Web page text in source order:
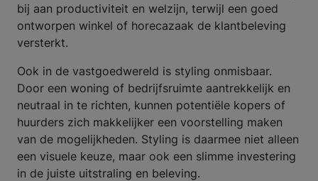
bij aan productiviteit en welzijn, terwijl een goed
ontworpen winkel of horecazaak de klantbeleving
versterkt.
Ook in de vastgoedwereld is styling onmisbaar.
Door een woning of bedrijfsruimte aantrekkelijk en
neutraal in te richten, kunnen potentiële kopers of
huurders zich makkelijker een voorstelling maken
van de mogelijkheden. Styling is daarmee niet alleen
een visuele keuze, maar ook een slimme investering
in de juiste uitstraling en beleving.